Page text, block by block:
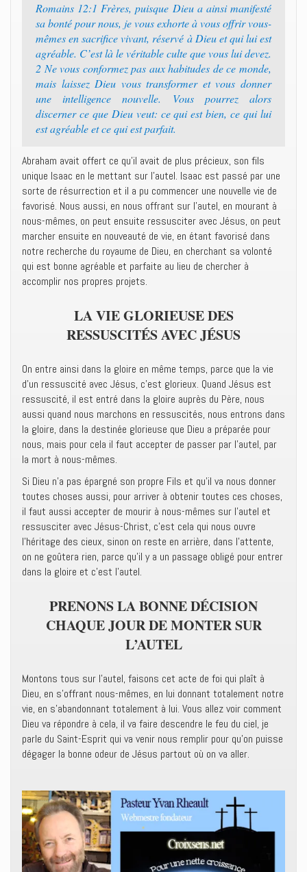
Romains 12:1 Frères, puisque Dieu a ainsi manifesté
sa bonté pour nous, je vous exhorte à vous offrir vous-
mêmes en sacrifice vivant, réservé à Dieu et qui lui est
agréable. C’est là le véritable culte que vous lui devez.
2 Ne vous conformez pas aux habitudes de ce monde,
mais laissez Dieu vous transformer et vous donner
une intelligence nouvelle. Vous pourrez alors
discerner ce que Dieu veut: ce qui est bien, ce qui lui
est agréable et ce qui est parfait.
Abraham avait offert ce qu’il avait de plus précieux, son fils
unique Isaac en le mettant sur l’autel. Isaac est passé par une
sorte de résurrection et il a pu commencer une nouvelle vie de
favorisé. Nous aussi, en nous offrant sur l’autel, en mourant à
nous-mêmes, on peut ensuite ressusciter avec Jésus, on peut
marcher ensuite en nouveauté de vie, en étant favorisé dans
notre recherche du royaume de Dieu, en cherchant sa volonté
qui est bonne agréable et parfaite au lieu de chercher à
accomplir nos propres projets.
LA VIE GLORIEUSE DES
RESSUSCITÉS AVEC JÉSUS
On entre ainsi dans la gloire en même temps, parce que la vie
d’un ressuscité avec Jésus, c’est glorieux. Quand Jésus est
ressuscité, il est entré dans la gloire auprès du Père, nous
aussi quand nous marchons en ressuscités, nous entrons dans
la gloire, dans la destinée glorieuse que Dieu a préparée pour
nous, mais pour cela il faut accepter de passer par l’autel, par
la mort à nous-mêmes.
Si Dieu n’a pas épargné son propre Fils et qu’il va nous donner
toutes choses aussi, pour arriver à obtenir toutes ces choses,
il faut aussi accepter de mourir à nous-mêmes sur l’autel et
ressusciter avec Jésus-Christ, c’est cela qui nous ouvre
l’héritage des cieux, sinon on reste en arrière, dans l’attente,
on ne goûtera rien, parce qu’il y a un passage obligé pour entrer
dans la gloire et c’est l’autel.
PRENONS LA BONNE DÉCISION
CHAQUE JOUR DE MONTER SUR
L’AUTEL
Montons tous sur l’autel, faisons cet acte de foi qui plaît à
Dieu, en s’offrant nous-mêmes, en lui donnant totalement notre
vie, en s’abandonnant totalement à lui. Vous allez voir comment
Dieu va répondre à cela, il va faire descendre le feu du ciel, je
parle du Saint-Esprit qui va venir nous remplir pour qu’on puisse
dégager la bonne odeur de Jésus partout où on va aller.